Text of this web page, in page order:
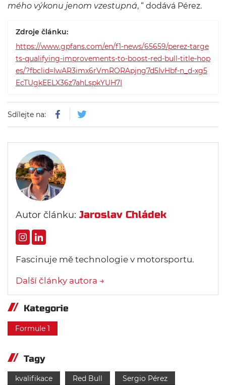
mého výkonu jenom vzestupná, “ dodává Pérez.
Zdroje článku:
https://www.gpfans.com/en/f1-news/65659/perez-targe
ts-qualifying-improvements-to-boost-red-bull-title-hop
es/?fbclid=IwAR3imx6rVmRORApjng7d5IvHbf-n_d-xg5
EcTUgkEELX36z7ahLspkYUH7I
Sdílejte na:
Autor článku: Jaroslav Chládek
Fascinuje mě technologie v motorsportu.
Další články autora →
Kategorie
Formule 1
Tagy
kvalifikace Red Bull Sergio Pérez